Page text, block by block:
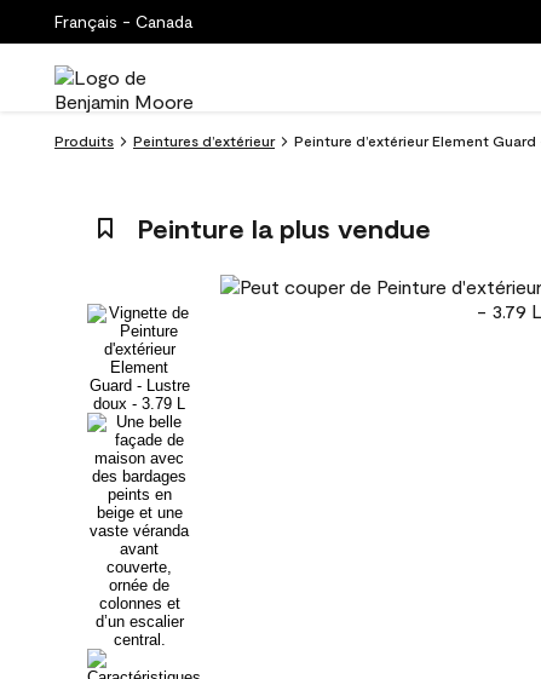
Français - Canada
Produits Peintures d’extérieur Peinture d’extérieur Element
Peinture la plus vendue